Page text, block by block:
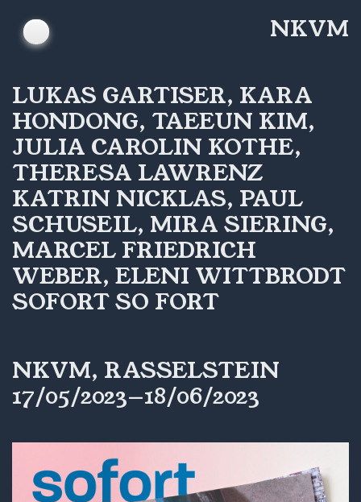
Skip
to
NKVM
LUKAS GARTISER, KARA
HONDONG, TAEEUN KIM,
JULIA CAROLIN KOTHE,
THERESA LAWRENZ
KATRIN NICKLAS, PAUL
SCHUSEIL, MIRA SIERING,
MARCEL FRIEDRICH
WEBER, ELENI WITTBRODT
SOFORT SO FORT
NKVM, RASSELSTEIN
17/05/2023—18/06/2023